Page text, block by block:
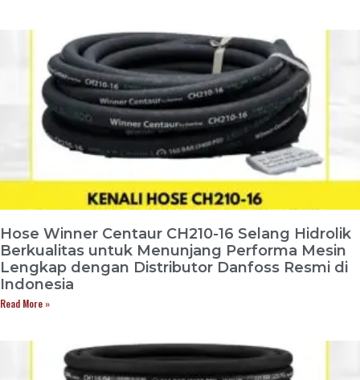
Hose Winner Centaur CH210-16 Selang Hidrolik
Berkualitas untuk Menunjang Performa Mesin
Lengkap dengan Distributor Danfoss Resmi di
Indonesia
Read More »